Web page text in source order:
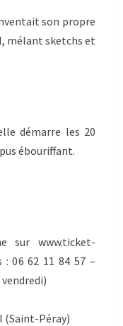
son propre
mélant sketchs et
démarre les 20
ébouriffant.
sur www.ticket-
06 62 11 84 57 –
(Saint-Péray)